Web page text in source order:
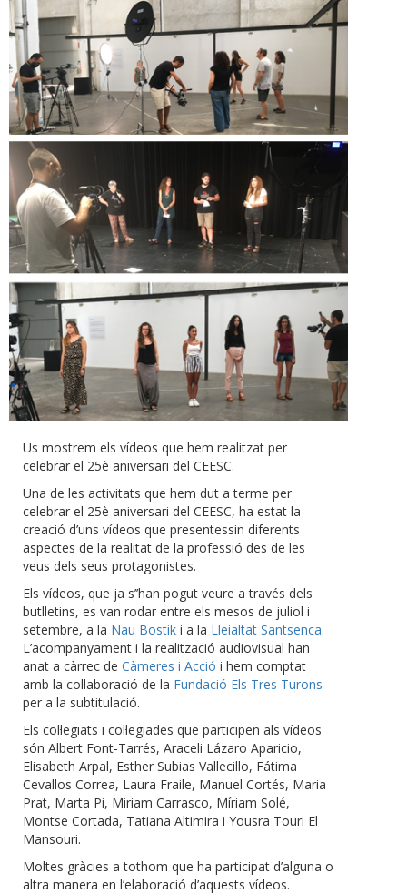
Us mostrem els vídeos que hem realitzat per
celebrar el 25è aniversari del CEESC.
Una de les activitats que hem dut a terme per
celebrar el 25è aniversari del CEESC, ha estat la
creació d’uns vídeos que presentessin diferents
aspectes de la realitat de la professió des de les
veus dels seus protagonistes.
Els vídeos, que ja s’’han pogut veure a través dels
butlletins, es van rodar entre els mesos de juliol i
setembre, a la Nau Bostik i a la Lleialtat Santsenca.
L’acompanyament i la realització audiovisual han
anat a càrrec de Càmeres i Acció i hem comptat
amb la col·laboració de la Fundació Els Tres Turons
per a la subtitulació.
Els col·legiats i col·legiades que participen als vídeos
són Albert Font-Tarrés, Araceli Lázaro Aparicio,
Elisabeth Arpal, Esther Subias Vallecillo, Fátima
Cevallos Correa, Laura Fraile, Manuel Cortés, Maria
Prat, Marta Pi, Miriam Carrasco, Míriam Solé,
Montse Cortada, Tatiana Altimira i Yousra Touri El
Mansouri.
Moltes gràcies a tothom que ha participat d’alguna o
altra manera en l’elaboració d’aquests vídeos.